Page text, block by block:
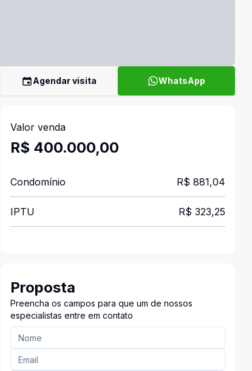
Agendar visita WhatsApp
Valor venda
R$ 400.000,00
Condomínio R$ 881,04
IPTU R$ 323,25
Proposta
Preencha os campos para que um de nossos
especialistas entre em contato